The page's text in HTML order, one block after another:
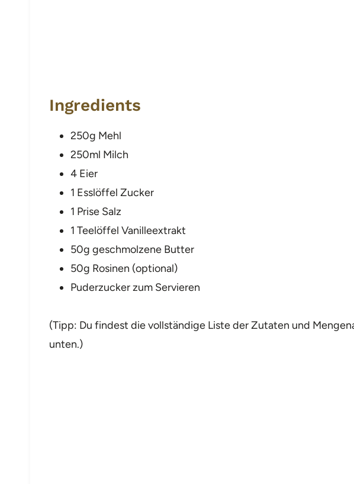
Ingredients
250g Mehl
250ml Milch
4 Eier
1 Esslöffel Zucker
1 Prise Salz
1 Teelöffel Vanilleextrakt
50g geschmolzene Butter
50g Rosinen (optional)
Puderzucker zum Servieren
(Tipp: Du findest die vollständige Liste der Zutaten und
unten.)